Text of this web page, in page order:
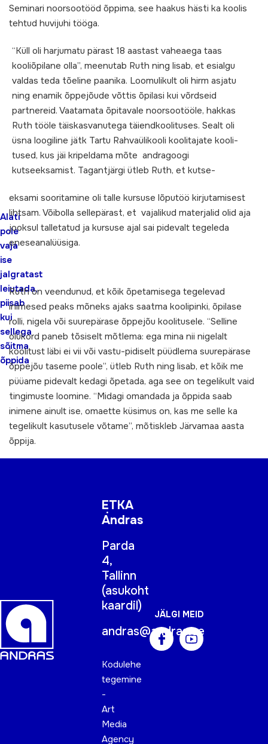
Alati
pole
vaja
ise
jalgratast
leiutada,
piisab
kui
sellega
sõitma
õppida
Seminari noorsootööd õppima, see haakus hästi ka koolis
tehtud huvijuhi tööga.
“Küll oli harjumatu pärast 18 aastast vaheaega taas
kooliõpilane olla”, meenutab Ruth ning lisab, et esialgu
valdas teda tõeline paanika. Loomulikult oli hirm asjatu
ning enamik õppejõude võttis õpilasi kui võrdseid
partnereid. Vaatamata õpitavale noorsootööle, hakkas
Ruth tööle täiskasvanutega täiendkoolituses. Sealt oli
üsna loogiline jätk Tartu Rahvaülikooli koolitajate kooli-
tused, kus jäi kripeldama mõte andragoogi
kutseeksamist. Tagantjärgi ütleb Ruth, et kutse-
eksami sooritamine oli talle kursuse lõputöö kirjutamisest
lihtsam. Võibolla sellepärast, et vajalikud materjalid olid aja
jooksul talletatud ja kursuse ajal sai pidevalt tegeleda
eneseanalüüsiga.
Ruth on veendunud, et kõik õpetamisega tegelevad
inimesed peaks mõneks ajaks saatma koolipinki, õpilase
rolli, nigela või suurepärase õppejõu koolitusele. “Selline
olukord paneb tõsiselt mõtlema: ega mina nii nigelalt
koolitust läbi ei vii või vastu-pidiselt püüdlema suurepärase
õppejõu taseme poole”, ütleb Ruth ning lisab, et kõik me
püüame pidevalt kedagi õpetada, aga see on tegelikult vaid
tingimuste loomine. “Midagi omandada ja õppida saab
inimene ainult ise, omaette küsimus on, kas me selle ka
tegelikult kasutusele võtame”, mõtiskleb Järvamaa aasta
õppija.
ETKA
Andras
Parda
4,
Tallinn
(asukoht
kaardil)
andras@andras.ee
Kodulehe
tegemine
-
Art
Media
Agency
JÄLGI MEID